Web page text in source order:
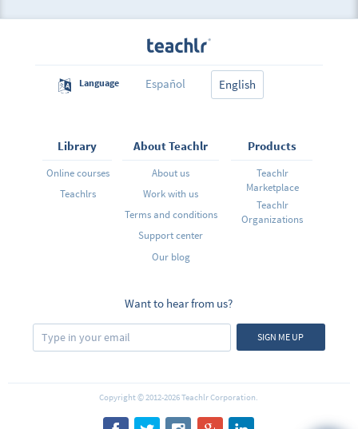
Language Español English
Library
Online courses
Teachlrs
About Teachlr
About us
Work with us
Terms and conditions
Support center
Our blog
Products
Teachlr
Marketplace
Teachlr
Organizations
Want to hear from us?
SIGN ME UP
Copyright © 2012-2026 Teachlr Corporation.